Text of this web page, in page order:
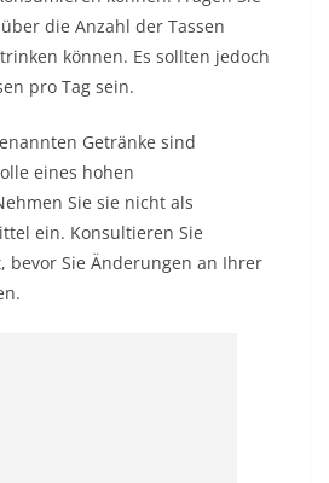
die Anzahl der Tassen
können. Es sollten jedoch
pro Tag sein.
Getränke sind
eines hohen
Sie sie nicht als
ein. Konsultieren Sie
bevor Sie Änderungen an Ihrer